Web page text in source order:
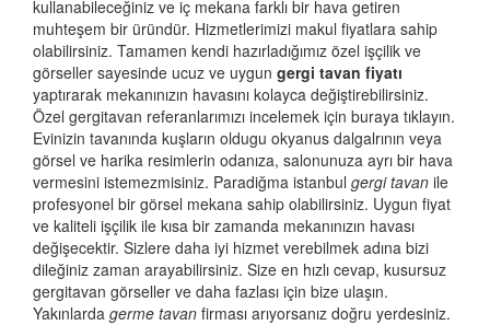
kullanabileceğiniz ve iç mekana farklı bir hava getiren
muhteşem bir üründür. Hizmetlerimizi makul fiyatlara sahip
olabilirsiniz. Tamamen kendi hazırladığımız özel işçilik ve
görseller sayesinde ucuz ve uygun gergi tavan fiyatı
yaptırarak mekanınızın havasını kolayca değiştirebilirsiniz.
Özel gergitavan referanlarımızı incelemek için buraya tıklayın.
Evinizin tavanında kuşların oldugu okyanus dalgalrının veya
görsel ve harika resimlerin odanıza, salonunuza ayrı bir hava
vermesini istemezmisiniz. Paradiğma istanbul gergi tavan ile
profesyonel bir görsel mekana sahip olabilirsiniz. Uygun fiyat
ve kaliteli işçilik ile kısa bir zamanda mekanınızın havası
değişecektir. Sizlere daha iyi hizmet verebilmek adına bizi
dileğiniz zaman arayabilirsiniz. Size en hızlı cevap, kusursuz
gergitavan görseller ve daha fazlası için bize ulaşın.
Yakınlarda germe tavan firması arıyorsanız doğru yerdesiniz.